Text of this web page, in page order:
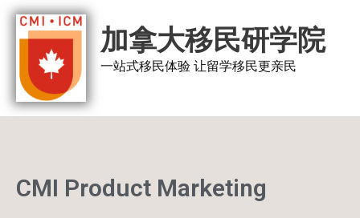
跳
加拿大移民研学院
一站式移民体验 让留学移民更亲民
CMI Product Marketing